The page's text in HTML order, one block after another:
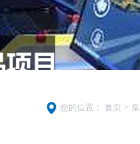
您的位置： 首页 >